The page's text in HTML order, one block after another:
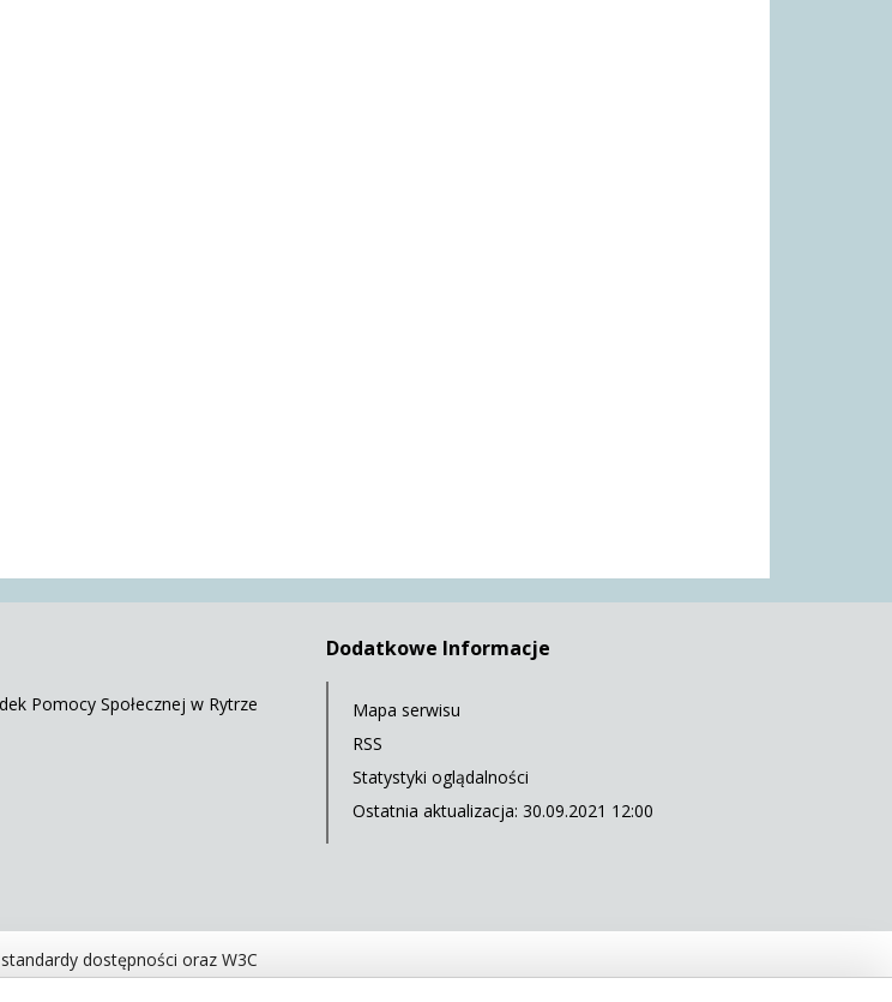
Pomocy Społecznej w Rytrze
Dodatkowe Informacje
Mapa serwisu
RSS
Statystyki oglądalności
Ostatnia aktualizacja: 30.09.2021 12:00
standardy dostępności oraz W3C